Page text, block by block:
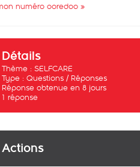
numéro ooredoo »
Détails
Thème : SELFCARE
Type : Questions / Réponses
Réponse obtenue en 8 jours
1 réponse
Actions